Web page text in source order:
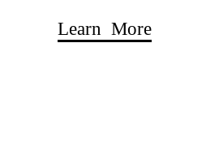
Learn More